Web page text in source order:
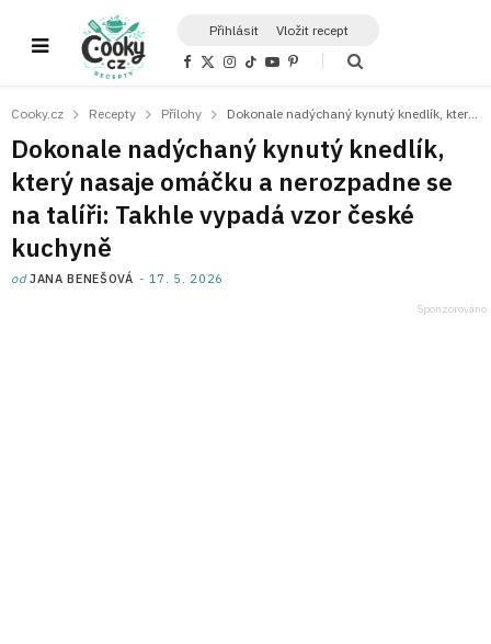
Přihlásit Vložit recept
F
b
o
k
X
i
t
e
r
)
I
a
r
a
m
T
o
Y
u
e
P
e
e
s
t
Cooky.cz Recepty Přílohy
Dokonale nadýchaný kynutý knedlík,
který nasaje omáčku a nerozpadne se
na talíři: Takhle vypadá vzor české
kuchyně
odJANA BENEŠOVÁ 17. 5. 2026